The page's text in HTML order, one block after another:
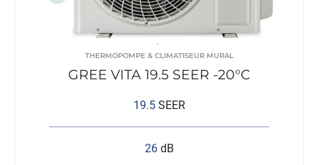
THERMOPOMPE & CLIMATISEUR MURAL
GREE VITA 19.5 SEER -20°C
19.5 SEER
26 dB